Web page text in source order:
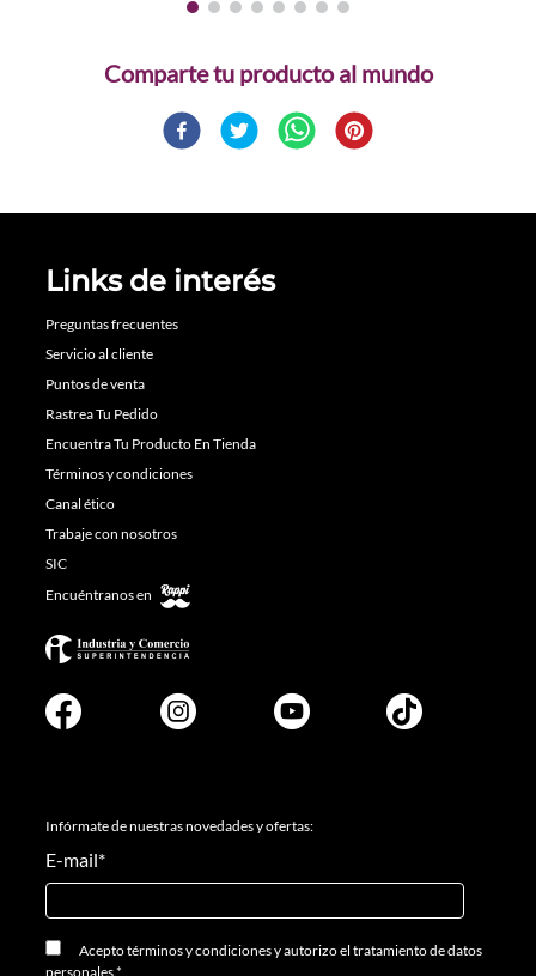
Comparte
Links de interés
Preguntas frecuentes
Servicio al cliente
Puntos de venta
Rastrea Tu Pedido
Encuentra Tu Producto En Tienda
Términos y condiciones
Canal ético
Trabaje con nosotros
SIC
Encuéntranos en
Infórmate de nuestras novedades y ofertas:
E-mail*
Aceptotérminos y condicionesyautorizo el tratamiento de datos
personales.*